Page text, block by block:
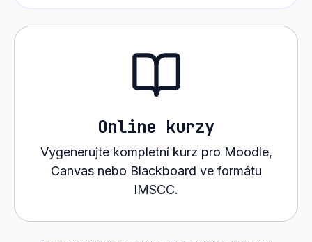
Online kurzy
Vygenerujte kompletní kurz pro Moodle,
Canvas nebo Blackboard ve formátu
IMSCC.